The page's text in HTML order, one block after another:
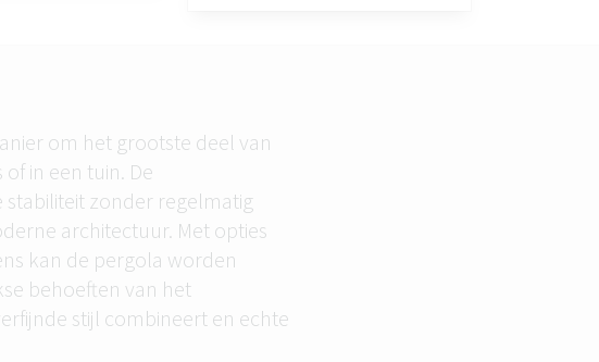
om het grootste deel van
in een tuin. De
zonder regelmatig
architectuur. Met opties
kan de pergola worden
behoeften van het
stijl combineert en echte